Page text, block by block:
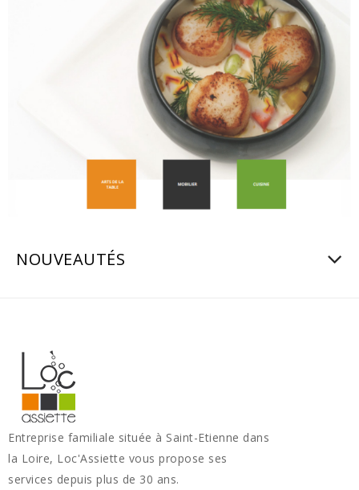
NOUVEAUTÉS
Entreprise familiale située à Saint-Etienne dans
la Loire, Loc'Assiette vous propose ses
services depuis plus de 30 ans.